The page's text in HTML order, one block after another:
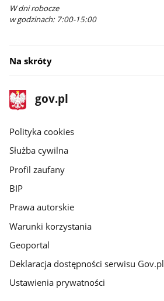
W dni robocze
w godzinach: 7:00-15:00
Na skróty
stopka
gov.pl
Strona
gov.pl
gov.pl
Polityka cookies
Służba cywilna
Profil zaufany
BIP
Prawa autorskie
Warunki korzystania
Geoportal
Deklaracja dostępności serwisu Gov.pl
Ustawienia prywatności